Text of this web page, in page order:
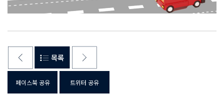
페이스북 공유 트위터 공유